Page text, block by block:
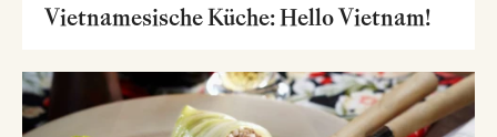
Vietnamesische Küche: Hello Vietnam!